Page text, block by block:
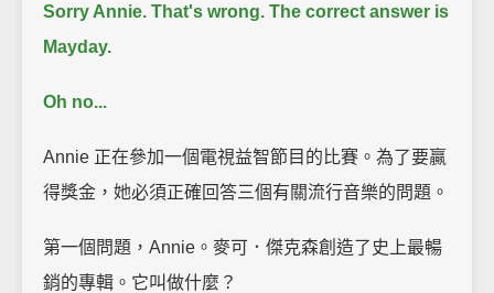
Sorry Annie. That's wrong. The correct answer is
Mayday.
Oh no...
Annie 正在參加一個電視益智節目的比賽。為了要贏
得獎金，她必須正確回答三個有關流行音樂的問題。
第一個問題，Annie。麥可．傑克森創造了史上最暢
銷的專輯。它叫做什麼？